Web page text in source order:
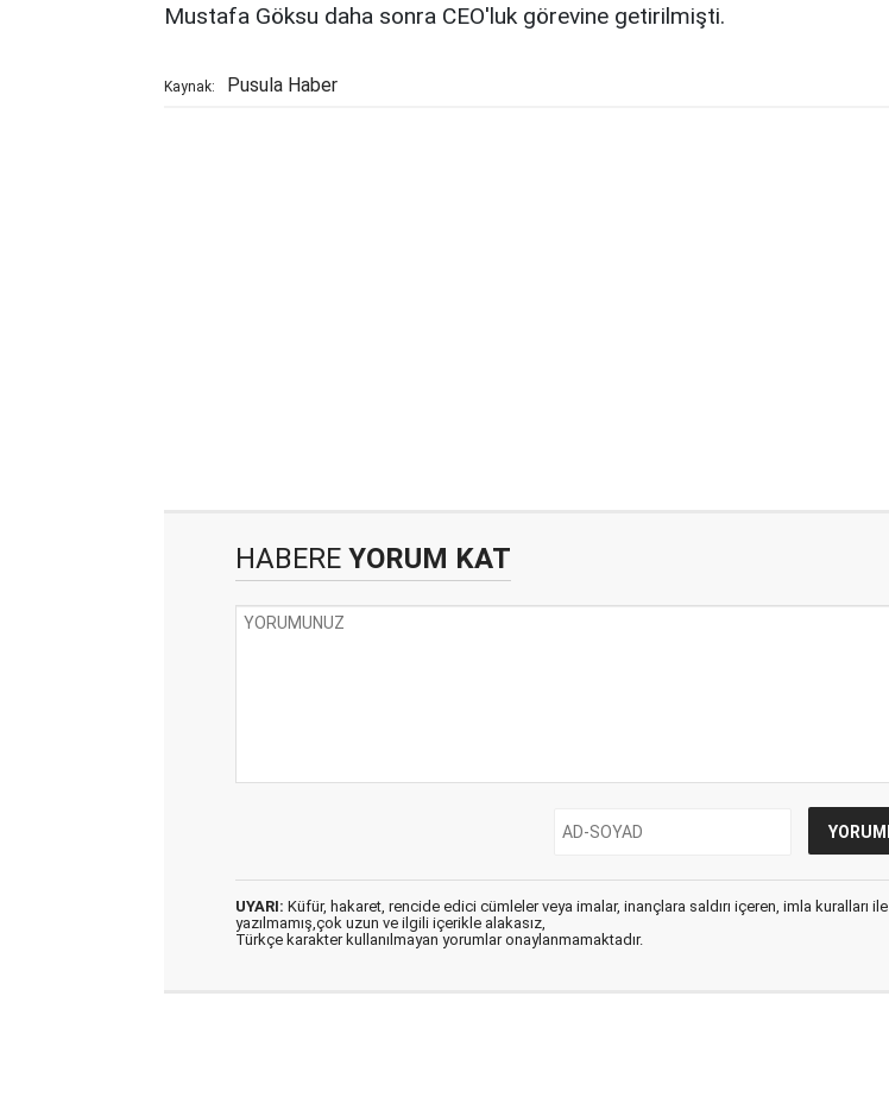
Mustafa Göksu daha sonra CEO'luk görevine getirilmişti.
Kaynak: Pusula Haber
HABERE YORUM KAT
UYARI: Küfür, hakaret, rencide edici cümleler veya imalar, inançlara saldırı içeren, imla kuralları ile
yazılmamış,çok uzun ve ilgili içerikle alakasız,
Türkçe karakter kullanılmayan yorumlar onaylanmamaktadır.